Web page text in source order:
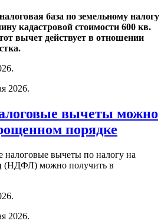
база по земельному налогу
кадастровой стоимости 600 кв.
вычет действует в отношении
.
2026.
вычеты можно
порядке
налоговые вычеты по налогу на
(НДФЛ) можно получить в
.
2026.